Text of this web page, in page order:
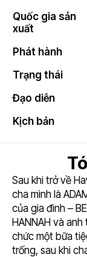
Quốc gia sản
xuất
Phát hành
Trạng thái
Đạo diễn
Kịch bản
Sau khi trở về
cha mình là
của gia đình –
HANNAH và
chức một bữa
trống, sau khi
6